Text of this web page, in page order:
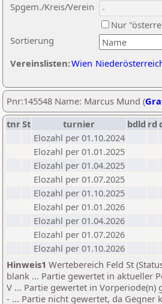
Sortierung
Spgem./Kreis/Verein
Nur
Vereinslisten:Wien
Pnr:145548 Name: Marcus Mund (
tnrSt turnier bdld rd
Elozahl per 01.10.2024
Elozahl per 01.01.2025
Elozahl per 01.04.2025
Elozahl per 01.07.2025
Elozahl per 01.10.2025
Elozahl per 01.01.2026
Elozahl per 01.04.2026
Elozahl per 01.07.2026
Elozahl per 01.10.2026
Hinweis1 Wertebereich Feld St
blank ... Partie gewertet in aktueller
V ... Partie gewertet in Vorperiode(n)
- ... Partie nicht gewertet, da Gegner